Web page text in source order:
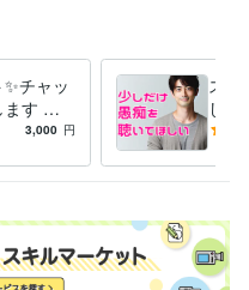
いきました
と関われる
チャッ
ます タ
い一度
3,000 円
スト
し
族、